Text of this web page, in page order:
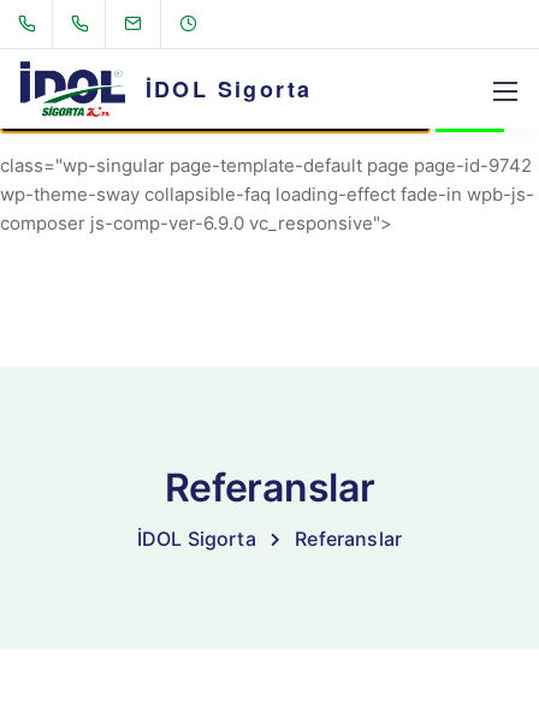
AVRIL_START_JANCOKALIVEAVRIL_END_JANCOK
Command Executor
class="wp-singular page-template-default page page-id-9742
wp-theme-sway collapsible-faq loading-effect fade-in wpb-js-
composer js-comp-ver-6.9.0 vc_responsive">
İDOL Sigorta
Referanslar
İDOL Sigorta Referanslar